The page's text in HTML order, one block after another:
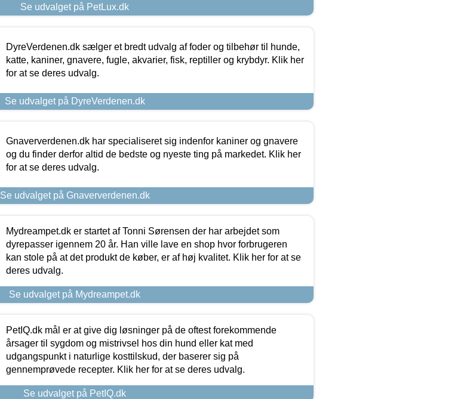
Se udvalget på PetLux.dk
DyreVerdenen.dk sælger et bredt udvalg af foder og tilbehør til hunde,
katte, kaniner, gnavere, fugle, akvarier, fisk, reptiller og krybdyr. Klik her
for at se deres udvalg.
Se udvalget på DyreVerdenen.dk
Gnaververdenen.dk har specialiseret sig indenfor kaniner og gnavere
og du finder derfor altid de bedste og nyeste ting på markedet. Klik her
for at se deres udvalg.
Se udvalget på Gnaververdenen.dk
Mydreampet.dk er startet af Tonni Sørensen der har arbejdet som
dyrepasser igennem 20 år. Han ville lave en shop hvor forbrugeren
kan stole på at det produkt de køber, er af høj kvalitet. Klik her for at se
deres udvalg.
Se udvalget på Mydreampet.dk
PetIQ.dk mål er at give dig løsninger på de oftest forekommende
årsager til sygdom og mistrivsel hos din hund eller kat med
udgangspunkt i naturlige kosttilskud, der baserer sig på
gennemprøvede recepter. Klik her for at se deres udvalg.
Se udvalget på PetIQ.dk